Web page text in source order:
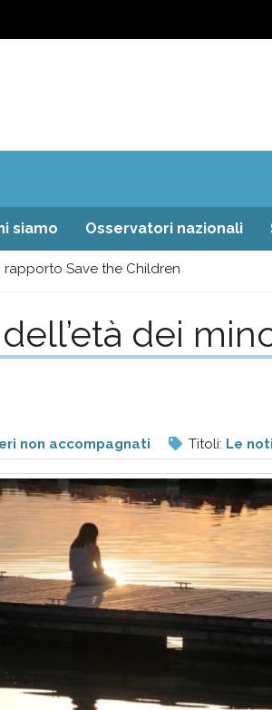
siamo Osservatori nazionali
rapporto Save the Children
dei
non accompagnati Titoli: Le